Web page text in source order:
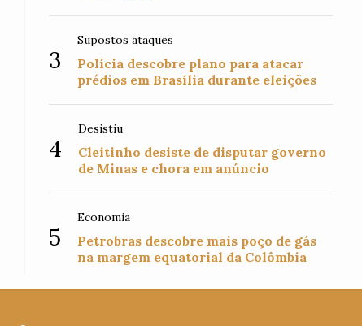
3
Supostos ataques
Polícia descobre plano para atacar
prédios em Brasília durante eleições
4
Desistiu
Cleitinho desiste de disputar governo
de Minas e chora em anúncio
5
Economia
Petrobras descobre mais poço de gás
na margem equatorial da Colômbia